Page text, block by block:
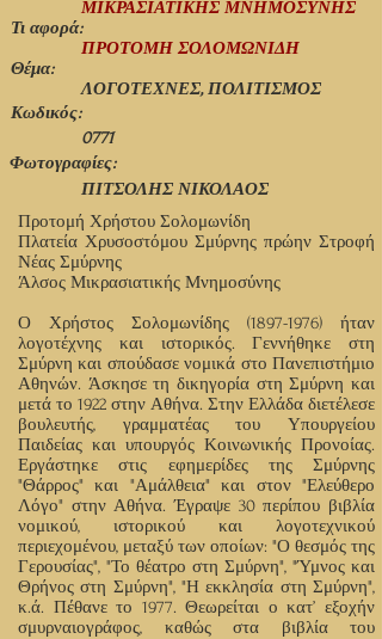
Προτομή Χρήστου Σολομωνίδη
Πλατεία Χρυσοστόμου Σμύρνης πρώην Στροφή
Νέας Σμύρνης
Άλσος Μικρασιατικής Μνημοσύνης
Ο Χρήστος Σολομωνίδης (1897-1976) ήταν
λογοτέχνης και ιστορικός. Γεννήθηκε στη
Σμύρνη και σπούδασε νομικά στο Πανεπιστήμιο
Αθηνών. Άσκησε τη δικηγορία στη Σμύρνη και
μετά το 1922 στην Αθήνα. Στην Ελλάδα διετέλεσε
βουλευτής, γραμματέας του Υπουργείου
Παιδείας και υπουργός Κοινωνικής Προνοίας.
Εργάστηκε στις εφημερίδες της Σμύρνης
"Θάρρος" και "Αμάλθεια" και στον "Ελεύθερο
Λόγο" στην Αθήνα. Έγραψε 30 περίπου βιβλία
νομικού, ιστορικού και λογοτεχνικού
περιεχομένου, μεταξύ των οποίων: "Ο θεσμός της
Γερουσίας", "Το θέατρο στη Σμύρνη", "Ύμνος και
Θρήνος στη Σμύρνη", "Η εκκλησία στη Σμύρνη",
κ.ά. Πέθανε το 1977. Θεωρείται ο κατ’ εξοχήν
σμυρναιογράφος, καθώς στα βιβλία του
ΜΙΚΡΑΣΙΑΤΙΚΗΣ ΜΝΗΜΟΣΥΝΗΣ
Τι αφορά:
ΠΡΟΤΟΜΗ ΣΟΛΟΜΩΝΙΔΗ
Θέμα:
ΛΟΓΟΤΕΧΝΕΣ, ΠΟΛΙΤΙΣΜΟΣ
Φωτογραφίες:
ΠΙΤΣΟΛΗΣ ΝΙΚΟΛΑΟΣ
Κωδικός:
0771